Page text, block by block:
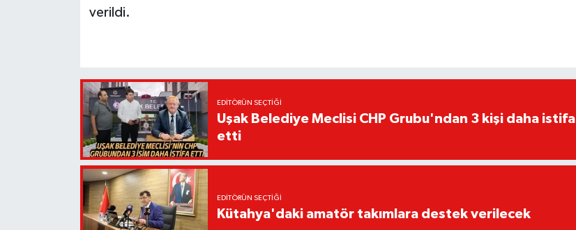
verildi.
EDITÖRÜN SEÇTIĞI
Uşak Belediye Meclisi CHP Grubu'ndan 3 kişi daha istifa
etti
EDITÖRÜN SEÇTIĞI
Kütahya'daki amatör takımlara destek verilecek